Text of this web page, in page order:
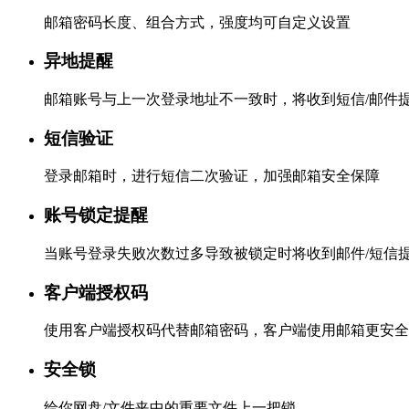
邮箱密码长度、组合方式，强度均可自定义设置
异地提醒
邮箱账号与上一次登录地址不一致时，将收到短信/邮件
短信验证
登录邮箱时，进行短信二次验证，加强邮箱安全保障
账号锁定提醒
当账号登录失败次数过多导致被锁定时将收到邮件/短信
客户端授权码
使用客户端授权码代替邮箱密码，客户端使用邮箱更安全
安全锁